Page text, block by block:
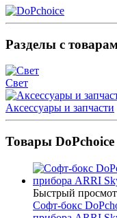
Разделы с
Свет
Аксессуары и запчасти
Товары
Быстрый
Софт-бокс